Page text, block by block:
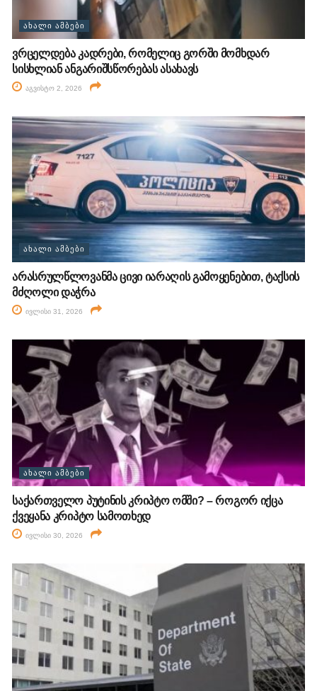
ᲐᲮᲐᲚᲘ ᲐᲛᲑᲔᲑᲘ
ვრცელდება კადრები, რომელიც გორში მომხდარ
სისხლიან ანგარიშსწორებას ასახავს
აგვისტო 2, 2026
ᲐᲮᲐᲚᲘ ᲐᲛᲑᲔᲑᲘ
არასრულწლოვანმა ცივი იარაღის გამოყენებით, ტაქსის
მძღოლი დაჭრა
ივლისი 31, 2026
ᲐᲮᲐᲚᲘ ᲐᲛᲑᲔᲑᲘ
საქართველო პუტინის კრიპტო ომში? – როგორ იქცა
ქვეყანა კრიპტო სამოთხედ
ივლისი 30, 2026